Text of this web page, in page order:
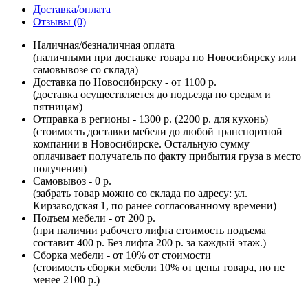
Доставка/оплата
Отзывы (0)
Наличная/безналичная оплата
(наличными при доставке товара по Новосибирску или
самовывозе со склада)
Доставка по Новосибирску - от 1100 р.
(доставка осуществляется до подъезда по средам и
пятницам)
Отправка в регионы - 1300 р. (2200 р. для кухонь)
(стоимость доставки мебели до любой транспортной
компании в Новосибирске. Остальную сумму
оплачивает получатель по факту прибытия груза в место
получения)
Самовывоз - 0 р.
(забрать товар можно со склада по адресу: ул.
Кирзаводская 1, по ранее согласованному времени)
Подъем мебели - от 200 р.
(при наличии рабочего лифта стоимость подъема
составит 400 р. Без лифта 200 р. за каждый этаж.)
Сборка мебели - от 10% от стоимости
(стоимость сборки мебели 10% от цены товара, но не
менее 2100 р.)